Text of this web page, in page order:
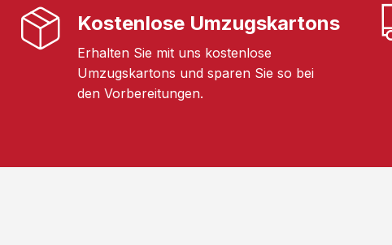
Kostenlose Umzugskartons
Erhalten Sie mit uns kostenlose
Umzugskartons und sparen Sie so bei
den Vorbereitungen.